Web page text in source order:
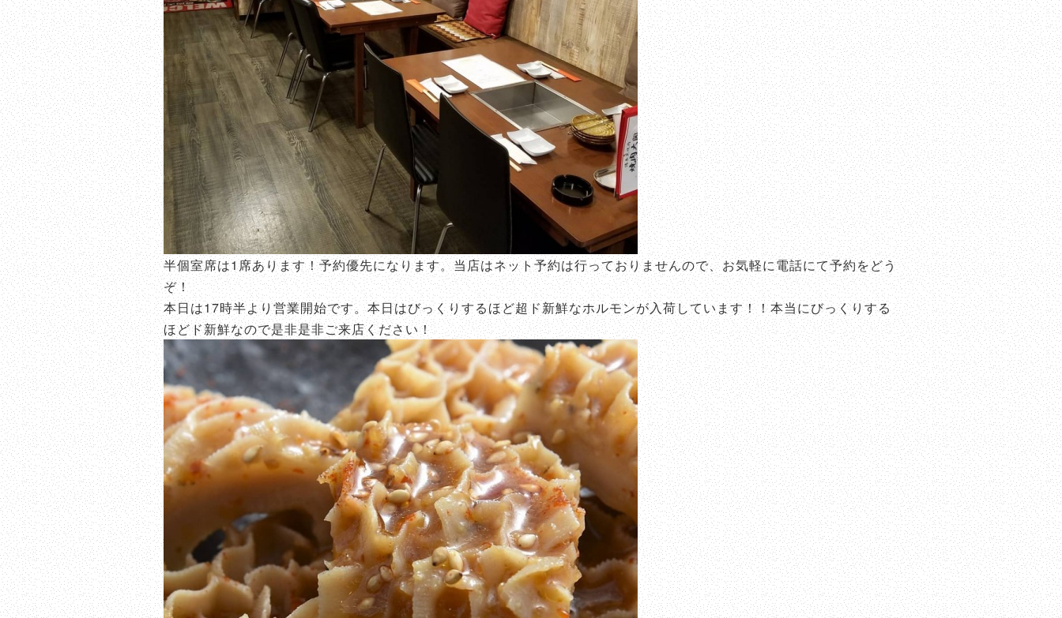
半個室席は1席あります！予約優先になります。当店はネット予約は行っておりませんので、お気軽に電話にて予約をどう
ぞ！
本日は17時半より営業開始です。本日はびっくりするほど超ド新鮮なホルモンが入荷しています！！本当にびっくりする
ほどド新鮮なので是非是非ご来店ください！